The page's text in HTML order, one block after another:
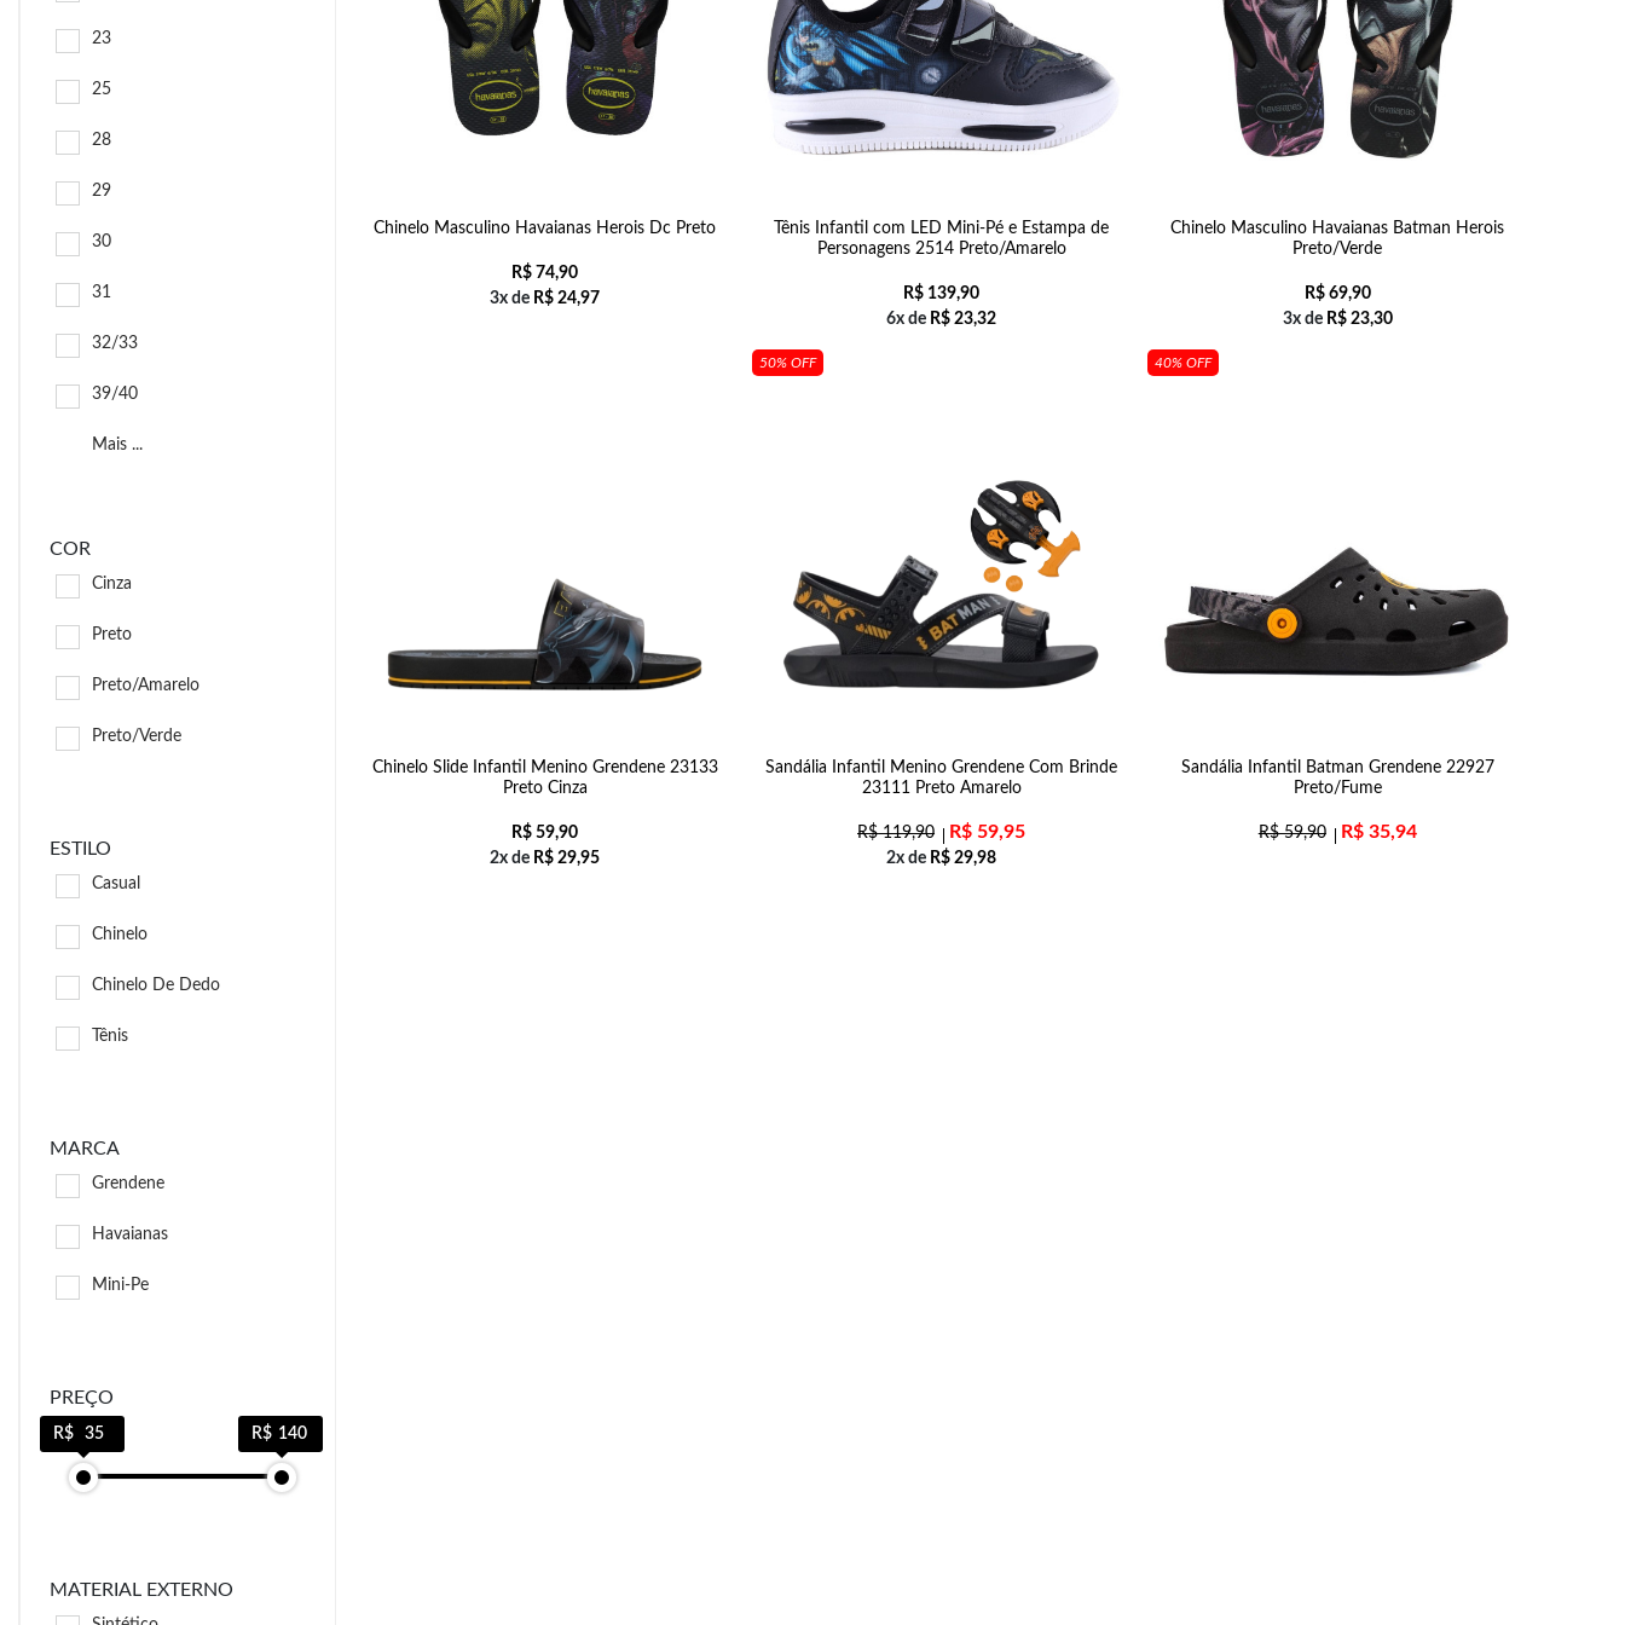
23
25
28
29
30
31
32/33
39/40
Mais ...
COR
Cinza
Preto
Preto/Amarelo
Preto/Verde
ESTILO
Casual
Chinelo
Chinelo De Dedo
Tênis
MARCA
Grendene
Havaianas
Mini-Pe
PREÇO
35 140
MATERIAL EXTERNO
Chinelo Masculino Havaianas Herois Dc Preto
R$ 74,90
3x de R$ 24,97
Tênis Infantil com LED Mini-Pé e Estampa de
Personagens 2514 Preto/Amarelo
R$ 139,90
6x de R$ 23,32
Chinelo Masculino Havaianas Batman Herois
Preto/Verde
R$69,90
3x de R$23,30
Chinelo Slide Infantil Menino Grendene 23133
Preto Cinza
R$ 59,90
2x de R$ 29,95
50% OFF
Sandália Infantil Menino Grendene Com Brinde
23111 Preto Amarelo
R$119,90 R$ 59,95
2x de R$ 29,98
40% OFF
Sandália Infantil Batman Grendene 22927
Preto/Fume
R$59,90 R$35,94